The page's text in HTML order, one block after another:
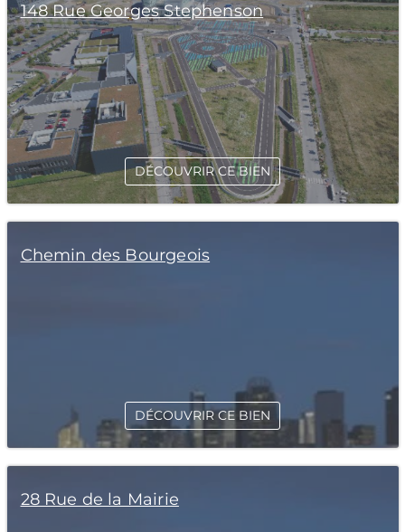
148 Rue Georges Stephenson
DÉCOUVRIR CE BIEN
Chemin des Bourgeois
DÉCOUVRIR CE BIEN
28 Rue de la Mairie